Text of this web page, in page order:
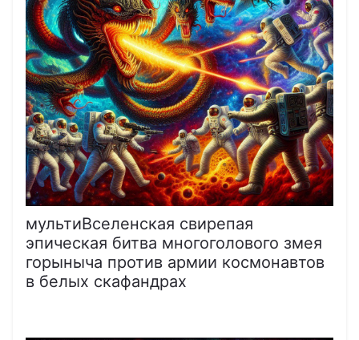
мультиВселенская свирепая
эпическая битва многоголового змея
горыныча против армии космонавтов
в белых скафандрах